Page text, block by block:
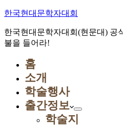
한국현대문학자대회
한국현대문학자대회(현문대) 공
불을 들어라!
홈
소개
학술행사
출간정보
학술지